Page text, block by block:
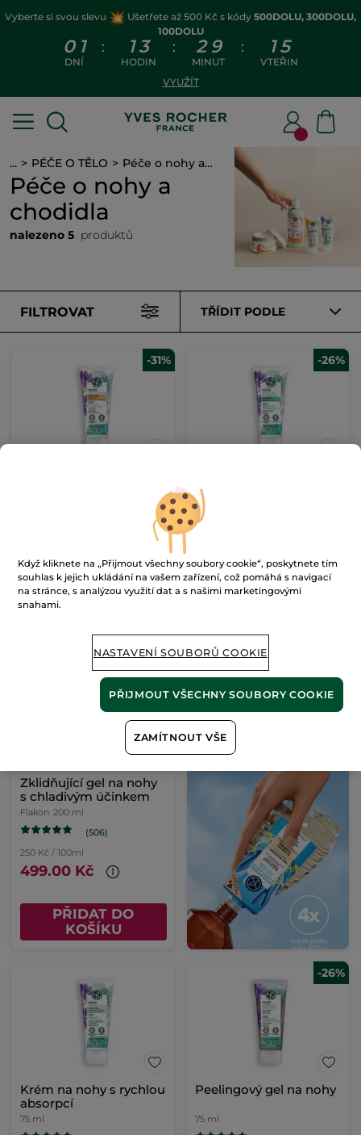
Vyberte si svou slevu Ušetřete až 500 Kč s kódy 500DOLU, 300DOLU,
100DOLU
0 1
DNÍ
: 13
HODIN
: 2 9
MINUT
: 1 4
VTEŘIN
VYUŽÍT
... PÉČE O TĚLO Péče o nohy a chodidla
Péče o nohy a
chodidla
nalezeno 5 produktů
FILTROVAT TŘÍDIT PODLE
-31%
199.00 Kč 289.00 Kč
PŘIDAT DO
-26%
na nohy
75 ml
169.00 Kč 229.00 Kč
Zklidňující gel na nohy
s chladivým účinkem
Flakon 200 ml
(506)
250 Kč / 100ml
499.00 Kč
PŘIDAT DO
KOŠÍKU
Krém na nohy s rychlou
absorpcí
75 ml
-26%
Peelingový gel na nohy
75 ml
Když kliknete na „Přijmout všechny soubory cookie“, poskytnete tím
souhlas k jejich ukládání na vašem zařízení, což pomáhá s navigací
na stránce, s analýzou využití dat a s našimi marketingovými
snahami.
NASTAVENÍ SOUBORŮ COOKIE
ZAMÍTNOUT VŠE
PŘIJMOUT VŠECHNY SOUBORY COOKIE